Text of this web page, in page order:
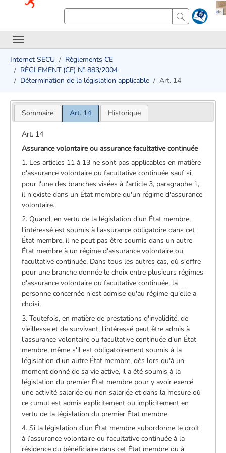
Internet SECU
Règlements CE
RÈGLEMENT (CE) N° 883/2004
Détermination de la législation applicable
Art. 14
Sommaire Art. 14 Historique
Art. 14
Assurance volontaire ou assurance facultative continuée
1. Les articles 11 à 13 ne sont pas applicables en matière
d'assurance volontaire ou facultative continuée sauf si,
pour l'une des branches visées à l'article 3, paragraphe 1,
il n'existe dans un État membre qu'un régime d'assurance
volontaire.
2. Quand, en vertu de la législation d'un État membre,
l'intéressé est soumis à l'assurance obligatoire dans cet
État membre, il ne peut pas être soumis dans un autre
État membre à un régime d'assurance volontaire ou
facultative continuée. Dans tous les autres cas, où s'offre
pour une branche donnée le choix entre plusieurs régimes
d'assurance volontaire ou facultative continuée, la
personne concernée n'est admise qu'au régime qu'elle a
choisi.
3. Toutefois, en matière de prestations d'invalidité, de
vieillesse et de survivant, l'intéressé peut être admis à
l'assurance volontaire ou facultative continuée d'un État
membre, même s'il est obligatoirement soumis à la
législation d'un autre État membre, dès lors qu'à un
moment donné de sa vie active, il a été soumis à la
législation du premier État membre pour y avoir exercé
une activité salariée ou non salariée et dans la mesure où
ce cumul est admis explicitement ou implicitement en
vertu de la législation du premier État membre.
4. Si la législation d’un État membre subordonne le droit
à l’assurance volontaire ou facultative continuée à la
résidence du bénéficiaire dans cet État membre ou à